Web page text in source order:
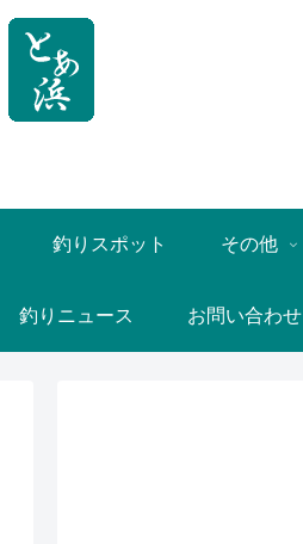
釣りスポット その他
釣りニュース お問い合わせ